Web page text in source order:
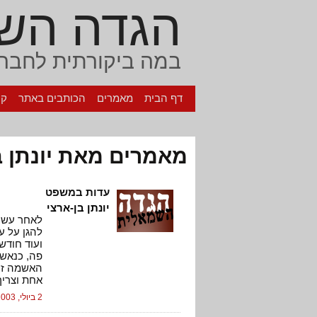
הגדה
במה ביקורתית
דף הבית מאמרים הכותבים באתר
מאמרים מאת יונתן
עדות במשפט
יונתן בן-ארצי
לאחר
להגן על
ועוד
פה,
האשמה
אחת
2 ביולי, 2003